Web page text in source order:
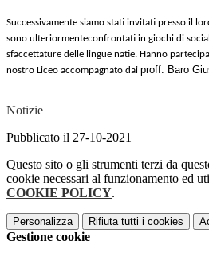
Successivamente siamo stati invitati presso il
sono ul teriormenteconfrontati in giochi di
sfaccettature delle lingue natie. Hanno
nostro Liceo accompagnato dai proff. Baro
Notizie
Pubblicato il 27-10-2021
Questo sito o gli strumenti terzi da
cookie necessari al funzionamento ed
COOKIE POLICY.
Personalizza Rifiuta tutti i cookies
Gestione cookie